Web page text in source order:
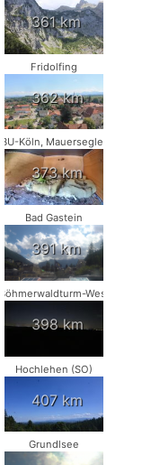
361 km
Fridolfing
362 km
Köln, Mauersegler #2
373 km
Bad Gastein
391 km
West
398 km
Hochlehen (SO)
407 km
Grundlsee